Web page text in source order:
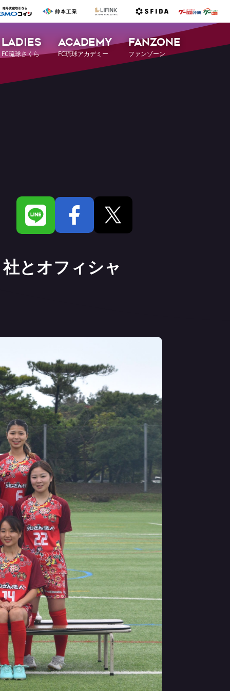
LADIES
FC琉球さくら
ACADEMY
FC琉球アカデミー
FANZONE
ファンゾーン
とオフィシャ